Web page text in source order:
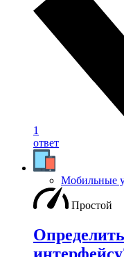
1
ответ
Мобильные
Простой